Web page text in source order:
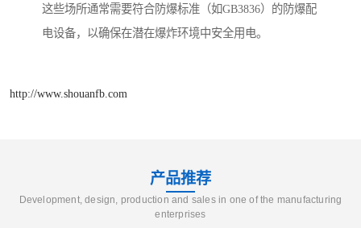
这些场所通常需要符合防爆标准（如GB3836）的防爆配
电设备，以确保在潜在爆炸环境中安全用电。
http://www.shouanfb.com
产品推荐
Development, design, production and sales in one of the manufacturing
enterprises